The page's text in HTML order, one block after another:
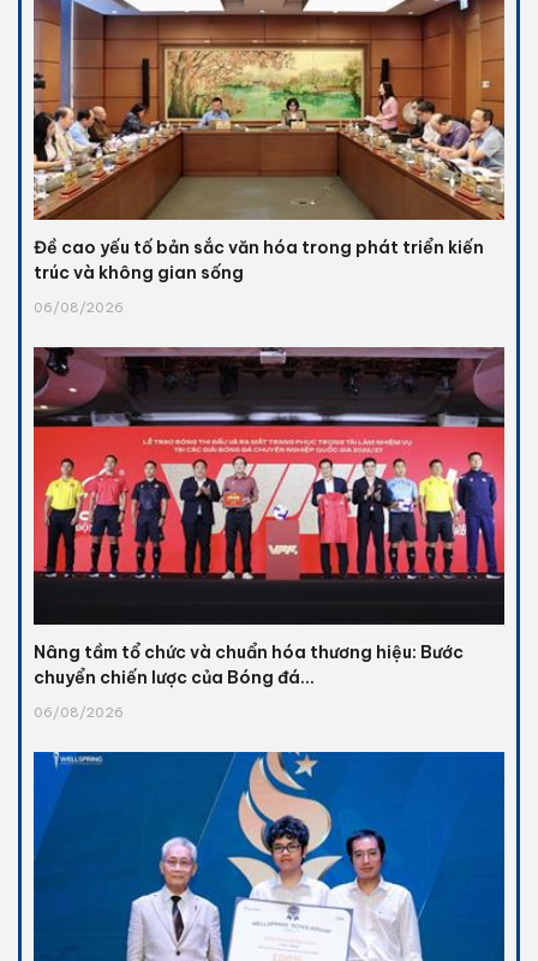
Đề cao yếu tố bản sắc văn hóa trong phát triển kiến
trúc và không gian sống
06/08/2026
Nâng tầm tổ chức và chuẩn hóa thương hiệu: Bước
chuyển chiến lược của Bóng đá...
06/08/2026